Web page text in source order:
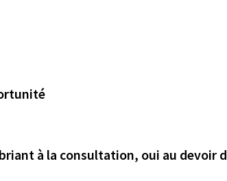
à la consultation, oui au devoir